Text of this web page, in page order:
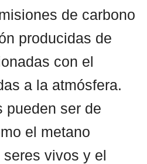
de carbono
producidas de
con el
a la atmósfera.
pueden ser de
el metano
vivos y el